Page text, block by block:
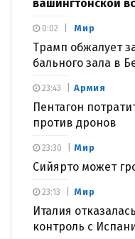
вашингтонской
Мир
Трамп обжалует
бального зала в
0:02
Армия
Пентагон
против дронов
23:43
Мир
Сийярто может
23:30
Мир
Италия
контроль с
23:13